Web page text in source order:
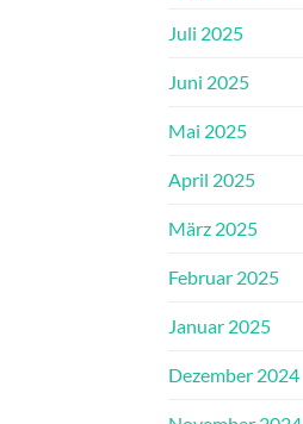
Juli 2025
Juni 2025
Mai 2025
April 2025
März 2025
Februar 2025
Januar 2025
Dezember 2024